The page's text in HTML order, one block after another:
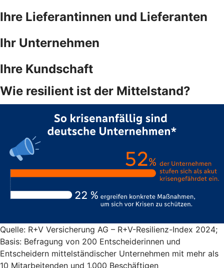
Ihre Lieferantinnen und Lieferanten
Ihr Unternehmen
Ihre Kundschaft
Wie resilient ist der Mittelstand?
Quelle: R+V Versicherung AG – R+V-Resilienz-Index 2024;
Basis: Befragung von 200 Entscheiderinnen und
Entscheidern mittelständischer Unternehmen mit mehr als
10 Mitarbeitenden und 1.000 Beschäftigen